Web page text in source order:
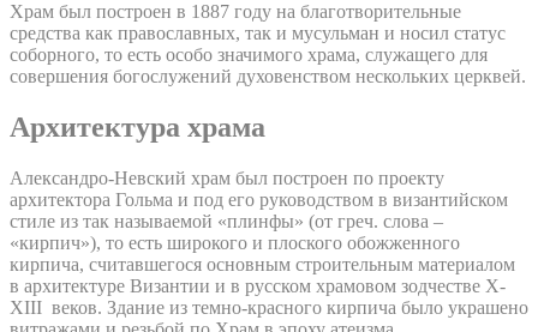
Храм был построен в 1887 году на благотворительные
средства как православных, так и мусульман и носил статус
соборного, то есть особо значимого храма, служащего для
совершения богослужений духовенством нескольких церквей.
Архитектура храма
Александро-Невский храм был построен по проекту
архитектора Гольма и под его руководством в византийском
стиле из так называемой «плинфы» (от греч. слова –
«кирпич»), то есть широкого и плоского обожженного
кирпича, считавшегося основным строительным материалом
в архитектуре Византии и в русском храмовом зодчестве X-
XIII веков. Здание из темно-красного кирпича было украшено